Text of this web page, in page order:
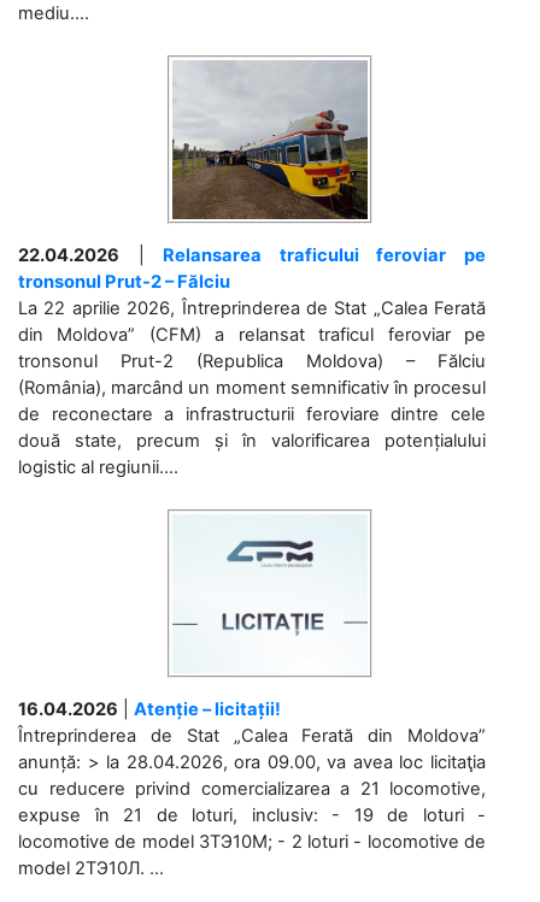
mediu....
22.04.2026
Relansarea traficului feroviar pe
tronsonul Prut-2 – Fălciu
La 22 aprilie 2026, Întreprinderea de Stat „Calea Ferată
din Moldova” (CFM) a relansat traficul feroviar pe
tronsonul Prut-2 (Republica Moldova) – Fălciu
(România), marcând un moment semnificativ în procesul
de reconectare a infrastructurii feroviare dintre cele
două state, precum și în valorificarea potențialului
logistic al regiunii....
16.04.2026
Atenție – licitații!
Întreprinderea de Stat „Calea Ferată din Moldova”
anunță: > la 28.04.2026, ora 09.00, va avea loc licitaţia
cu reducere privind comercializarea a 21 locomotive,
expuse în 21 de loturi, inclusiv: - 19 de loturi -
locomotive de model 3ТЭ10М; - 2 loturi - locomotive de
model 2ТЭ10Л. ...